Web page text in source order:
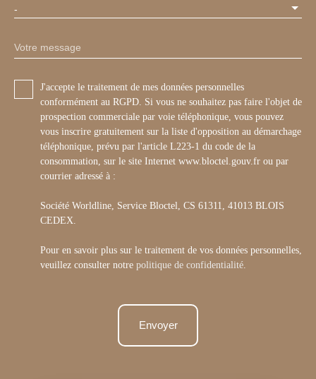
-
Votre message
J'accepte le traitement de mes données personnelles
conformément au RGPD. Si vous ne souhaitez pas faire l'objet de
prospection commerciale par voie téléphonique, vous pouvez
vous inscrire gratuitement sur la liste d'opposition au démarchage
téléphonique, prévu par l'article L223-1 du code de la
consommation, sur le site Internet www.bloctel.gouv.fr ou par
courrier adressé à :
Société Worldline, Service Bloctel, CS 61311, 41013 BLOIS
CEDEX.
Pour en savoir plus sur le traitement de vos données personnelles,
veuillez consulter notre politique de confidentialité
Envoyer